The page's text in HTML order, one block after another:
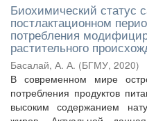
Биохимический статус
постлактационном
потребления
растительного
Басалай, А. А. (БГМУ, 2020)
В современном мире
потребления продуктов
высоким содержанием